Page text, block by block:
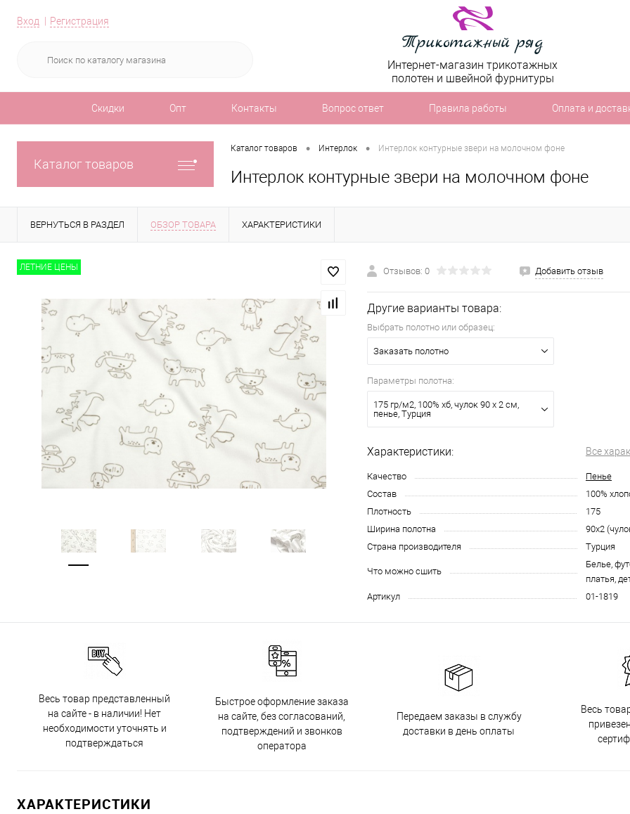
Вход Регистрация
Интернет-магазин трикотажных
полотен и швейной фурнитуры
Скидки Опт Контакты Вопрос ответ Правила работы Оплата и
Каталог товаров
Каталог товаров • Интерлок • Интерлок контурные звери на молочном фоне
Интерлок контурные звери на молочном фоне
ВЕРНУТЬСЯ В РАЗДЕЛ ОБЗОР ТОВАРА ХАРАКТЕРИСТИКИ
ЛЕТНИЕ ЦЕНЫ Отзывов: 0 Добавить отзыв
Другие варианты товара:
Выбрать полотно или образец:
Заказать полотно
Параметры полотна:
175 гр/м2, 100% хб, чулок 90 х 2 см,
пенье, Турция
Характеристики: Все
Качество
Пенье
Состав
100%
Плотность
175
Ширина полотна
90х2
Страна производителя
Турция
Что можно сшить
Белье,
платья,
Артикул
01-1819
Весь товар представленный
на сайте - в наличии! Нет
необходимости уточнять и
подтверждаться
Быстрое оформление заказа
на сайте, без согласований,
подтверждений и звонков
оператора
Передаем заказы в службу
доставки в день оплаты
Весь
ХАРАКТЕРИСТИКИ